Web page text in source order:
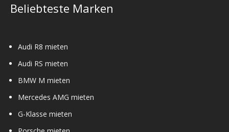
Beliebteste Marken
Audi R8 mieten
Audi RS mieten
BMW M mieten
Mercedes AMG mieten
G-Klasse mieten